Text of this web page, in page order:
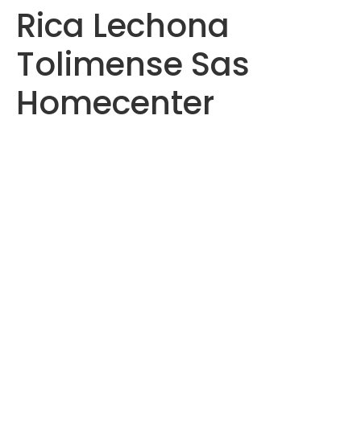
Saltar
contenido
Rica Lechona
Tolimense Sas
Homecenter